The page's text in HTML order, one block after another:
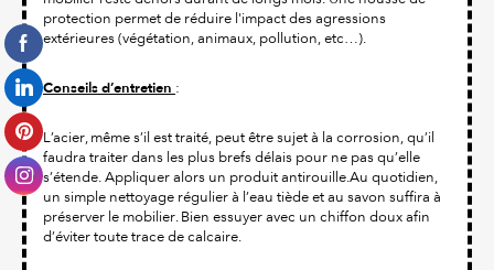
protection permet de réduire l'impact des agressions
extérieures (végétation, animaux, pollution, etc…).
Conseils d’entretien :
L’acier, même s’il est traité, peut être sujet à la corrosion, qu’il
faudra traiter dans les plus brefs délais pour ne pas qu’elle
s’étende. Appliquer alors un produit antirouille.Au quotidien,
un simple nettoyage régulier à l’eau tiède et au savon suffira à
préserver le mobilier. Bien essuyer avec un chiffon doux afin
d’éviter toute trace de calcaire.